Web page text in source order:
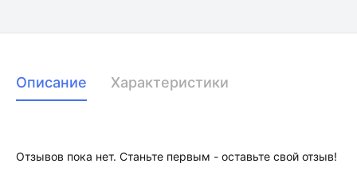
Описание Характеристики
Отзывов пока нет. Станьте первым - оставьте свой отзыв!